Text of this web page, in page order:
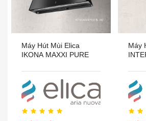
Máy Hút Mùi Elica
IKONA MAXXI PURE
Máy